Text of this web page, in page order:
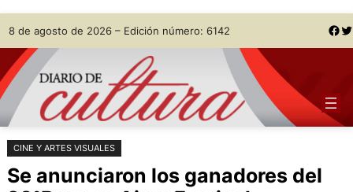
Saltar
al
contenido
Skip
to
content
8 de agosto de 2026 – Edición número: 6142 Facebook Twitter
CINE Y ARTES VISUALES
Se anunciaron los ganadores del